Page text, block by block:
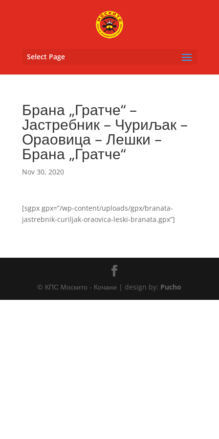
Select Page
Брана „Гратче“ –
Јастребник – Чуриљак –
Ораовица – Лешки –
Брана „Гратче“
Nov 30, 2020
[sgpx gpx=”/wp-content/uploads/gpx/branata-
jastrebnik-curiljak-oraovica-leski-branata.gpx”]
© КПС Москито - Кочани | design by: Pucho